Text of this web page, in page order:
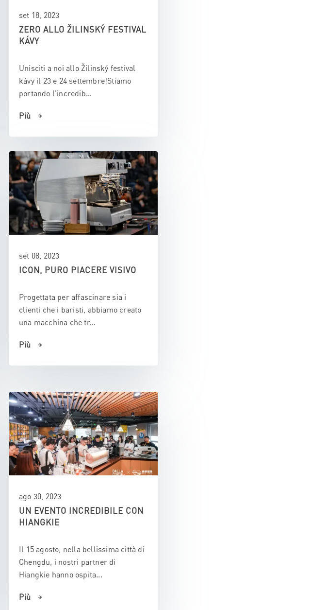
set 18, 2023
ZERO ALLO ŽILINSKÝ FESTIVAL
KÁVY
Unisciti a noi allo Žilinský festival
kávy il 23 e 24 settembre!Stiamo
portando l'incredib...
Più
set 08, 2023
ICON, PURO PIACERE VISIVO
Progettata per affascinare sia i
clienti che i baristi, abbiamo creato
una macchina che tr...
Più
ago 30, 2023
UN EVENTO INCREDIBILE CON
HIANGKIE
Il 15 agosto, nella bellissima città di
Chengdu, i nostri partner di
Hiangkie hanno ospita...
Più